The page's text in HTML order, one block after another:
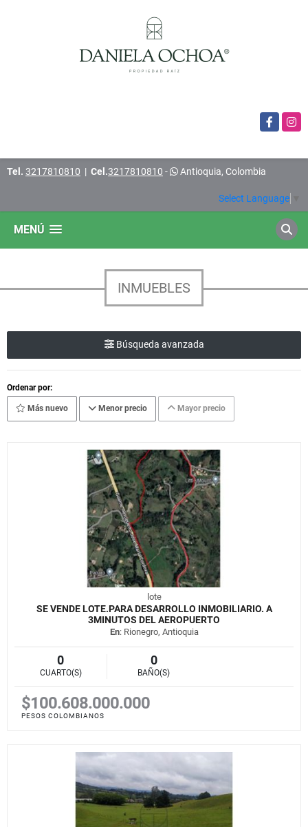
Facebook
Tel. 3217810810 | Cel.3217810810 - Antioquia, Colombia
Select Language
MENÚ
INMUEBLES
Búsqueda avanzada
Ordenar por:
Más nuevo Menor precio Mayor precio
lote
SE VENDE LOTE.PARA DESARROLLO INMOBILIARIO. A
3MINUTOS DEL AEROPUERTO
En: Rionegro, Antioquia
0
CUARTO(S)
0
BAÑO(S)
$100.608.000.000
PESOS COLOMBIANOS